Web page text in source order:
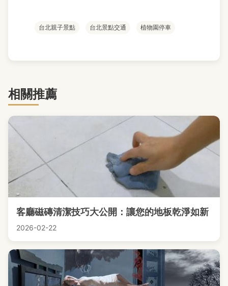
台北親子景點 台北景點交通 植物園停車
相關推薦
客廳磁磚清潔技巧大公開：讓您的地板乾淨如新
2026-02-22